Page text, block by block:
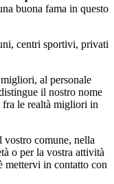
buona fama in questo
centri sportivi, privati
al personale
il nostro nome
fra le realtà migliori in
vostro comune, nella
o per la vostra attività
mettervi in contatto con